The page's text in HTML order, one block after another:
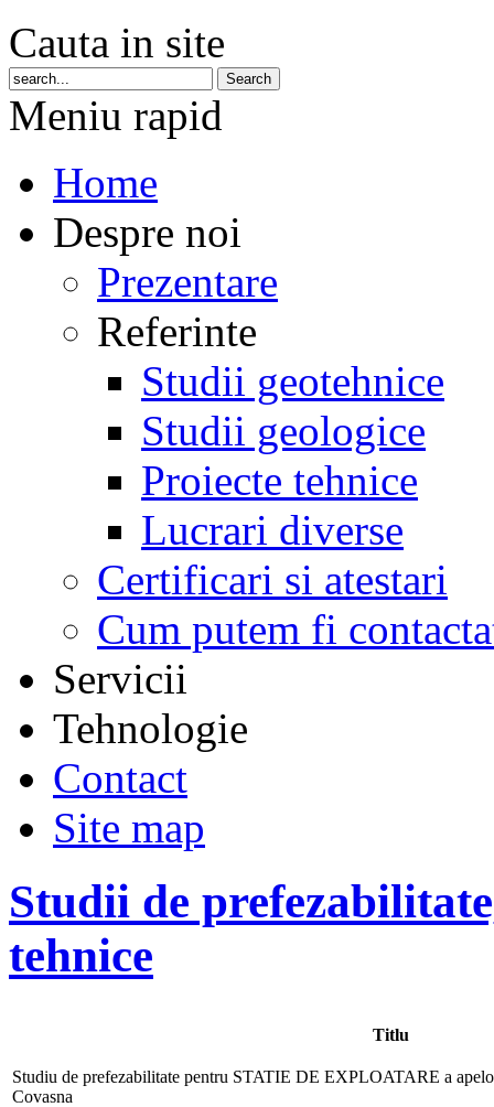
Cauta in site
Meniu rapid
Home
Despre noi
Prezentare
Referinte
Studii geotehnice
Studii geologice
Proiecte tehnice
Lucrari diverse
Certificari si atestari
Cum putem fi
Servicii
Tehnologie
Contact
Site map
Studii de
tehnice
Titlu
Studiu de prefezabilitate pentru STATIE DE EXPLOATARE a
Covasna